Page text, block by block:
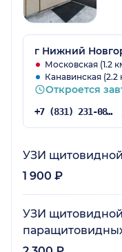
г Нижний
Московская (1.2
Канавинская (2.2
Откроется
+7 (831) 231-08-17
УЗИ
1 900 ₽
УЗИ